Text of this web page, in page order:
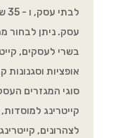
עסק. ניתן לבחור
בשרי לעסקים,
אופציות וסגנונות
סוגי המגזרים
קייטרינג למוסדות,
לצהרונים,